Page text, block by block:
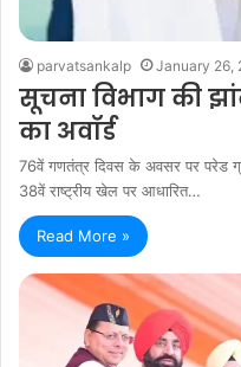
parvatsankalp January 26,
सूचना विभाग की
का अवॉर्ड
76वें गणतंत्र दिवस के अवसर पर परेड
38वें राष्ट्रीय खेल पर आधारित…
Read More »